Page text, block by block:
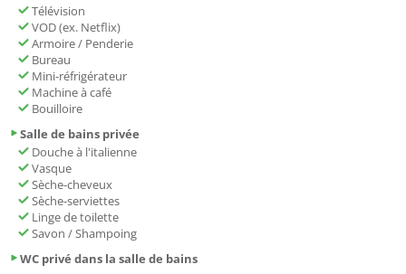
Télévision
VOD (ex. Netflix)
Armoire / Penderie
Bureau
Mini-réfrigérateur
Machine à café
Bouilloire
Salle de bains privée
Douche à l'italienne
Vasque
Sèche-cheveux
Sèche-serviettes
Linge de toilette
Savon / Shampoing
WC privé dans la salle de bains